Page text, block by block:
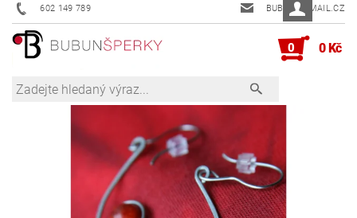
602 149 789 BUBUN@EMAIL.CZ
0 0 Kč